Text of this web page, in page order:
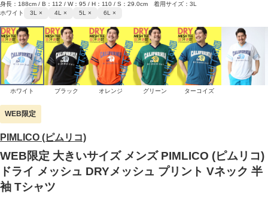
WEB限定
PIMLICO (ピムリコ)
WEB限定 大きいサイズ メンズ PIMLICO (ピムリコ)
ドライ メッシュ DRYメッシュ プリント Vネック 半
袖 Tシャツ
身長：188cm / B：112 / W：95 / H：110 / S：29.0cm 着用サイズ：3L
ホワイト
3L × 4L × 5L × 6L ×
ホワイト ブラック オレンジ グリーン ターコイズ